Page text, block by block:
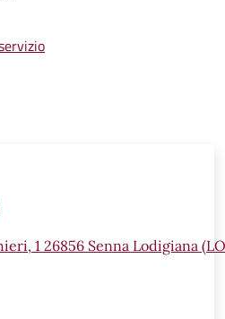
1 26856 Senna Lodigiana